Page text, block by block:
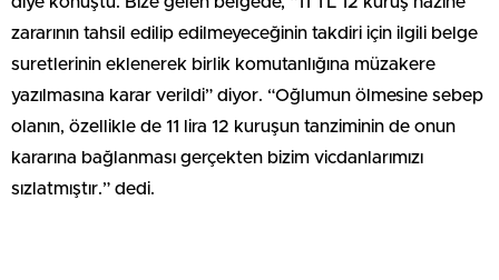
zararının tahsil edilip edilmeyeceğinin takdiri için ilgili belge
suretlerinin eklenerek birlik komutanlığına müzakere
yazılmasına karar verildi” diyor. “Oğlumun ölmesine sebep
olanın, özellikle de 11 lira 12 kuruşun tanziminin de onun
kararına bağlanması gerçekten bizim vicdanlarımızı
sızlatmıştır.” dedi.